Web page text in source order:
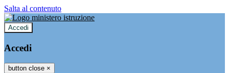
Salta al contenuto
Accedi
Accedi
button close ×